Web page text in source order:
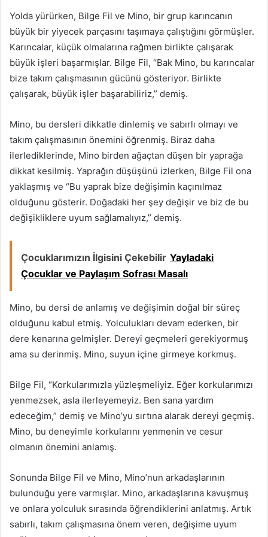
Yolda yürürken, Bilge Fil ve Mino, bir grup karıncanın
büyük bir yiyecek parçasını taşımaya çalıştığını görmüşler.
Karıncalar, küçük olmalarına rağmen birlikte çalışarak
büyük işleri başarmışlar. Bilge Fil, “Bak Mino, bu karıncalar
bize takım çalışmasının gücünü gösteriyor. Birlikte
çalışarak, büyük işler başarabiliriz,” demiş.
Mino, bu dersleri dikkatle dinlemiş ve sabırlı olmayı ve
takım çalışmasının önemini öğrenmiş. Biraz daha
ilerlediklerinde, Mino birden ağaçtan düşen bir yaprağa
dikkat kesilmiş. Yaprağın düşüşünü izlerken, Bilge Fil ona
yaklaşmış ve “Bu yaprak bize değişimin kaçınılmaz
olduğunu gösterir. Doğadaki her şey değişir ve biz de bu
değişikliklere uyum sağlamalıyız,” demiş.
Çocuklarımızın İlgisini Çekebilir Yayladaki
Çocuklar ve Paylaşım Sofrası Masalı
Mino, bu dersi de anlamış ve değişimin doğal bir süreç
olduğunu kabul etmiş. Yolculukları devam ederken, bir
dere kenarına gelmişler. Dereyi geçmeleri gerekiyormuş
ama su derinmiş. Mino, suyun içine girmeye korkmuş.
Bilge Fil, “Korkularımızla yüzleşmeliyiz. Eğer korkularımızı
yenmezsek, asla ilerleyemeyiz. Ben sana yardım
edeceğim,” demiş ve Mino’yu sırtına alarak dereyi geçmiş.
Mino, bu deneyimle korkularını yenmenin ve cesur
olmanın önemini anlamış.
Sonunda Bilge Fil ve Mino, Mino’nun arkadaşlarının
bulunduğu yere varmışlar. Mino, arkadaşlarına kavuşmuş
ve onlara yolculuk sırasında öğrendiklerini anlatmış. Artık
sabırlı, takım çalışmasına önem veren, değişime uyum